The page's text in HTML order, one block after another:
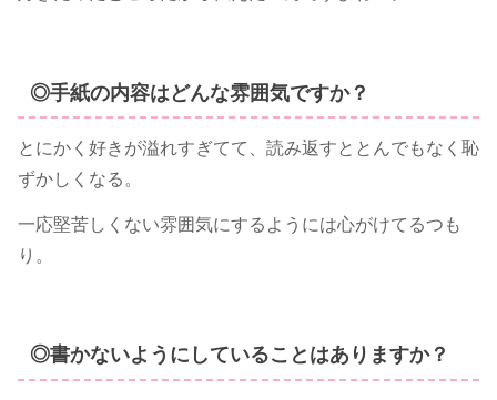
◎手紙の内容はどんな雰囲気ですか？
とにかく好きが溢れすぎてて、読み返すととんでもなく恥
ずかしくなる。
一応堅苦しくない雰囲気にするようには心がけてるつも
り。
◎書かないようにしていることはありますか？